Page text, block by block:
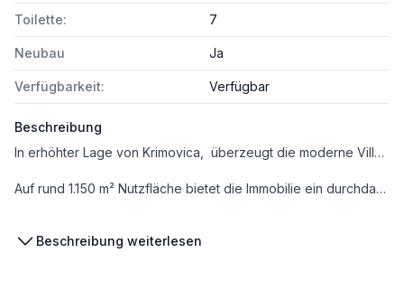
Toilette: 7
Neubau Ja
Verfügbarkeit: Verfügbar
Beschreibung
In erhöhter Lage von Krimovica, überzeugt die moderne Villa durch ganztägige Sonne, großzügige Wohnflächen, hochwertige Bauausführung sowie einen beeindruckenden Blick auf auf das Meer und die umliegende Küstenlandschaft.
Auf rund 1.150 m² Nutzfläche bietet die Immobilie ein durchdachtes Wohnkonzept mit lichtdurchfluteten Räumen, mehreren Terrassen und einem harmonischen Zusammenspiel aus Komfort, Privatsphäre und mediterranem Lebensgefühl.
Beschreibung weiterlesen